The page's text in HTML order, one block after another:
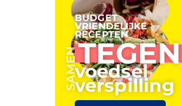
BUDGET
VRIENDELIJKE
RECEPTEN
SAMENTEGEN
voedsel
verspilling